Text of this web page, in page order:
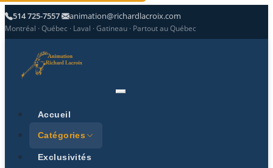
514 725-7557 animation@richardlacroix.com
Montréal · Québec · Laval · Gatineau · Partout au Québec
Accueil
Catégories
Exclusivités